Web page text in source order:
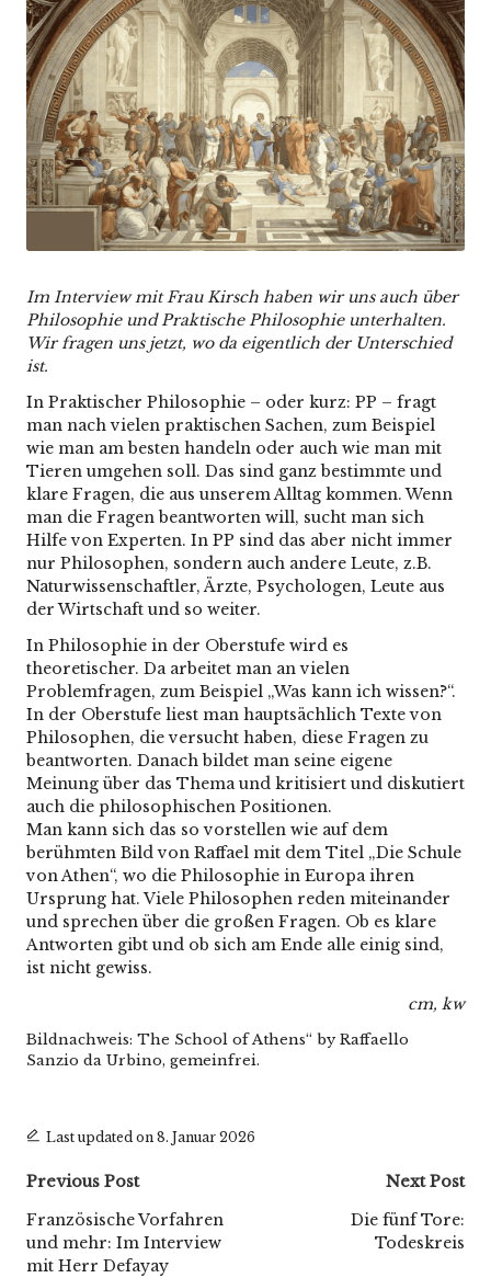
Im Interview mit Frau Kirsch haben wir uns auch über
Philosophie und Praktische Philosophie unterhalten.
Wir fragen uns jetzt, wo da eigentlich der Unterschied
ist.
In Praktischer Philosophie – oder kurz: PP – fragt
man nach vielen praktischen Sachen, zum Beispiel
wie man am besten handeln oder auch wie man mit
Tieren umgehen soll. Das sind ganz bestimmte und
klare Fragen, die aus unserem Alltag kommen. Wenn
man die Fragen beantworten will, sucht man sich
Hilfe von Experten. In PP sind das aber nicht immer
nur Philosophen, sondern auch andere Leute, z.B.
Naturwissenschaftler, Ärzte, Psychologen, Leute aus
der Wirtschaft und so weiter.
In Philosophie in der Oberstufe wird es
theoretischer. Da arbeitet man an vielen
Problemfragen, zum Beispiel „Was kann ich wissen?“.
In der Oberstufe liest man hauptsächlich Texte von
Philosophen, die versucht haben, diese Fragen zu
beantworten. Danach bildet man seine eigene
Meinung über das Thema und kritisiert und diskutiert
auch die philosophischen Positionen.
Man kann sich das so vorstellen wie auf dem
berühmten Bild von Raffael mit dem Titel „Die Schule
von Athen“, wo die Philosophie in Europa ihren
Ursprung hat. Viele Philosophen reden miteinander
und sprechen über die großen Fragen. Ob es klare
Antworten gibt und ob sich am Ende alle einig sind,
ist nicht gewiss.
cm, kw
Bildnachweis: The School of Athens“ by Raffaello
Sanzio da Urbino, gemeinfrei.
Last updated on 8. Januar 2026
Post
navigation
Previous Post
Französische Vorfahren
und mehr: Im Interview
mit Herr Defayay
Next Post
Die fünf Tore:
Todeskreis